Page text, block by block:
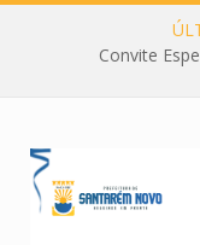
Convite